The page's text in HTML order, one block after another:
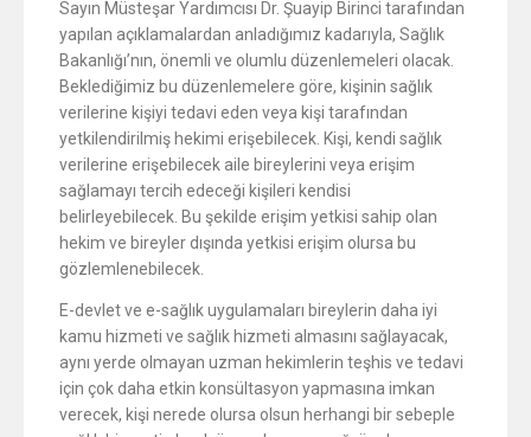
Sayın Müsteşar Yardımcısı Dr. Şuayip Birinci tarafından
yapılan açıklamalardan anladığımız kadarıyla, Sağlık
Bakanlığı’nın, önemli ve olumlu düzenlemeleri olacak.
Beklediğimiz bu düzenlemelere göre, kişinin sağlık
verilerine kişiyi tedavi eden veya kişi tarafından
yetkilendirilmiş hekimi erişebilecek. Kişi, kendi sağlık
verilerine erişebilecek aile bireylerini veya erişim
sağlamayı tercih edeceği kişileri kendisi
belirleyebilecek. Bu şekilde erişim yetkisi sahip olan
hekim ve bireyler dışında yetkisi erişim olursa bu
gözlemlenebilecek.
E-devlet ve e-sağlık uygulamaları bireylerin daha iyi
kamu hizmeti ve sağlık hizmeti almasını sağlayacak,
aynı yerde olmayan uzman hekimlerin teşhis ve tedavi
için çok daha etkin konsültasyon yapmasına imkan
verecek, kişi nerede olursa olsun herhangi bir sebeple